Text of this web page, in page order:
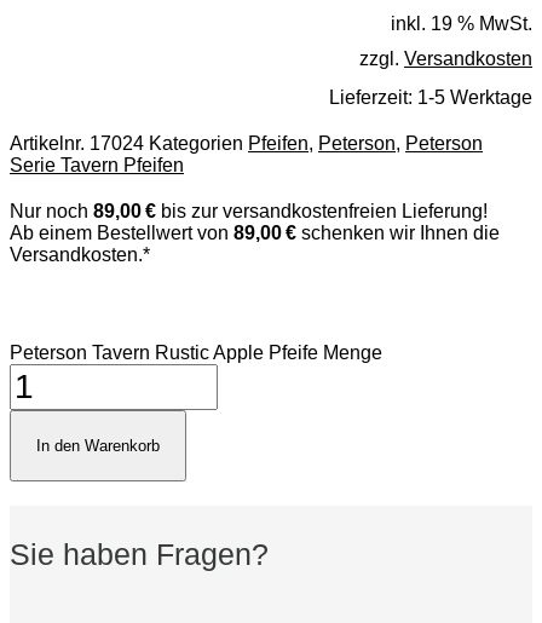
inkl. 19 % MwSt.
zzgl. Versandkosten
Lieferzeit: 1-5 Werktage
Artikelnr. 17024 Kategorien Pfeifen, Peterson, Peterson
Serie Tavern Pfeifen
Nur noch 89,00 € bis zur versandkostenfreien Lieferung!
Ab einem Bestellwert von 89,00 € schenken wir Ihnen die
Versandkosten.*
Peterson Tavern Rustic Apple Pfeife Menge
In den Warenkorb
Sie haben Fragen?